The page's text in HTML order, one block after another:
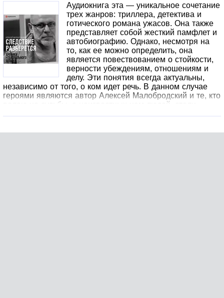
Аудиокнига эта — уникальное сочетание
трех жанров: триллера, детектива и
готического романа ужасов. Она также
представляет собой жесткий памфлет и
автобиографию. Однако, несмотря на
то, как ее можно определить, она
является повествованием о стойкости,
верности убеждениям, отношениям и
делу. Эти понятия всегда актуальны,
независимо от того, о ком идет речь. В данном случае
героями являются автор Алексей Малобродский и те, кто
волею не судьбы, а неизвестных нам людей, стали
Масляева, стоящая практически на противоположной